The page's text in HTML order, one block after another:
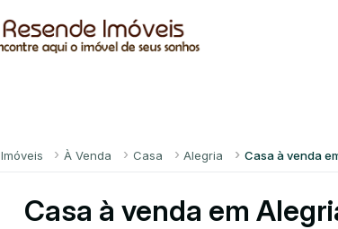
Imóveis À Venda Casa Alegria Casa à venda
Casa à venda em